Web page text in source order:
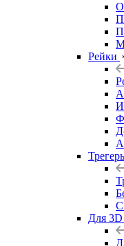
Рейки
С
Для 3D